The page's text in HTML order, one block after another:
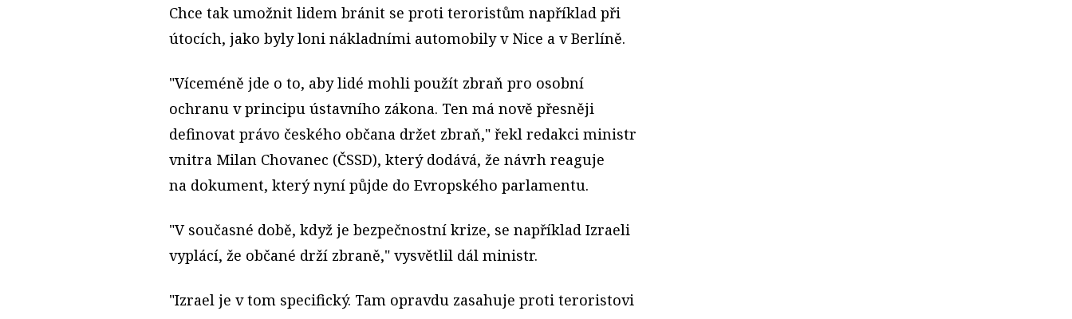
Chce tak umožnit lidem bránit se proti teroristům například při
útocích, jako byly loni nákladními automobily v Nice a v Berlíně.
"Víceméně jde o to, aby lidé mohli použít zbraň pro osobní
ochranu v principu ústavního zákona. Ten má nově přesněji
definovat právo českého občana držet zbraň," řekl redakci ministr
vnitra Milan Chovanec (ČSSD), který dodává, že návrh reaguje
na dokument, který nyní půjde do Evropského parlamentu.
"V současné době, když je bezpečnostní krize, se například Izraeli
vyplácí, že občané drží zbraně," vysvětlil dál ministr.
"Izrael je v tom specifický. Tam opravdu zasahuje proti teroristovi